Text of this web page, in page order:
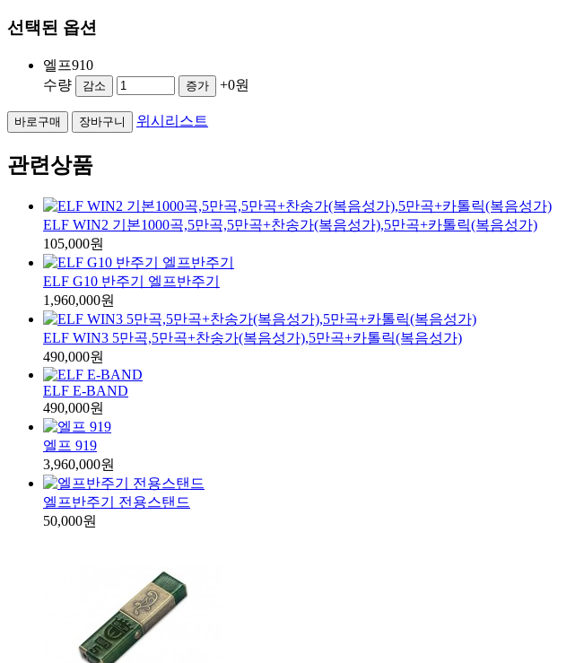
선택된 옵션
엘프910
수량
감소 증가 +0원
바로구매 장바구니 위시리스트
관련상품
ELF WIN2 기본1000곡,5만곡,5만곡+찬송가(복음성가),5만곡+카톨릭(복음성가)
105,000원
ELF G10 반주기 엘프반주기
1,960,000원
ELF WIN3 5만곡,5만곡+찬송가(복음성가),5만곡+카톨릭(복음성가)
490,000원
ELF E-BAND
490,000원
엘프 919
3,960,000원
엘프반주기 전용스탠드
50,000원